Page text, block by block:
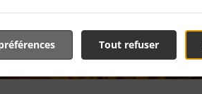
Tout refuser